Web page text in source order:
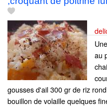
au
gousses d'ail 300 gr de riz
bouillon de volaille quelques